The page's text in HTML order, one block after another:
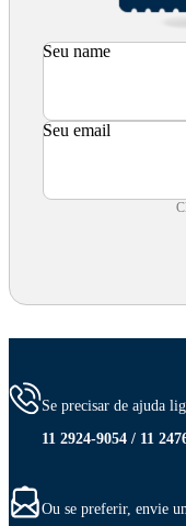
Seu name
Seu email
Se precisar de ajuda
11 2924-9054 / 11
Ou se preferir, envie